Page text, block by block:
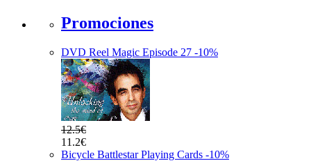
Promociones
DVD Reel Magic Episode 27 -10%
12.5€
11.2€
Bicycle Battlestar Playing Cards -10%